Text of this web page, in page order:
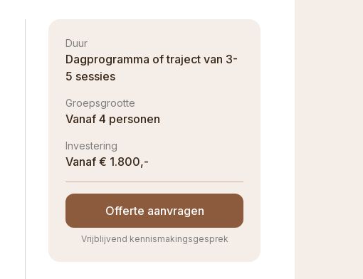
Duur
Dagprogramma of traject van 3-
5 sessies
Groepsgrootte
Vanaf 4 personen
Investering
Vanaf € 1.800,-
Offerte aanvragen
Vrijblijvend kennismakingsgesprek